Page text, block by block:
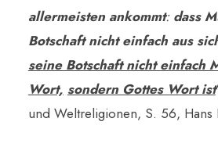
allermeisten ankommt: dass
Botschaft nicht einfach aus
seine Botschaft nicht einfach
Wort, sondern Gottes Wort ist
und Weltreligionen, S. 56, Hans